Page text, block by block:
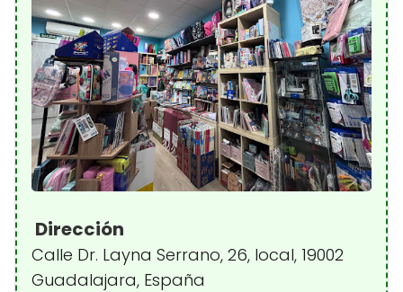
Dirección
Calle Dr. Layna Serrano, 26, local, 19002
Guadalajara, España